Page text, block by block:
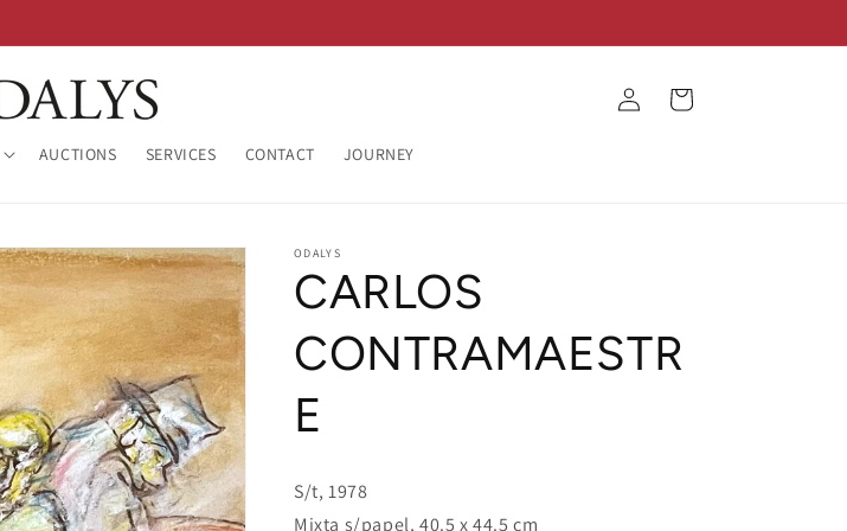
AUCTIONS SERVICES CONTACT JOURNEY
Log
in
Cart
ODALYS
CARLOS
CONTRAMAESTR
E
S/t, 1978
Mixta s/papel, 40.5 x 44.5 cm